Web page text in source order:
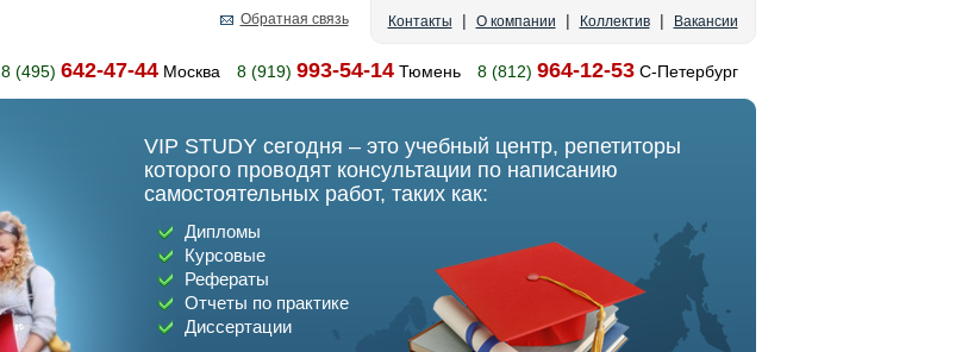
Контакты | О компании | Коллектив| Вакансии
Обратная связь
8 (495) 642-47-44Москва 8 (919) 993-54-14Тюмень 8 (812) 964-12-53С-Петербург
VIP STUDY сегодня – это учебный центр, репетиторы
которого проводят консультации по написанию
самостоятельных работ, таких как:
Дипломы
Курсовые
Рефераты
Отчеты по практике
Диссертации